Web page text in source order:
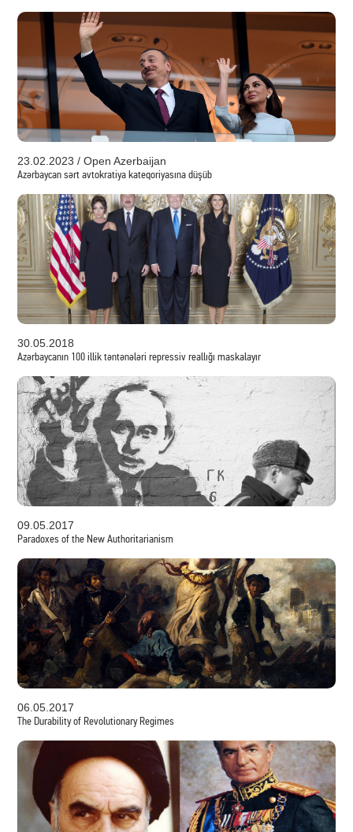
23.02.2023 / Open Azerbaijan
Azərbaycan sərt avtokratiya kateqoriyasına düşüb
30.05.2018
Azərbaycanın 100 illik təntənələri repressiv reallığı maskalayır
09.05.2017
Paradoxes of the New Authoritarianism
06.05.2017
The Durability of Revolutionary Regimes